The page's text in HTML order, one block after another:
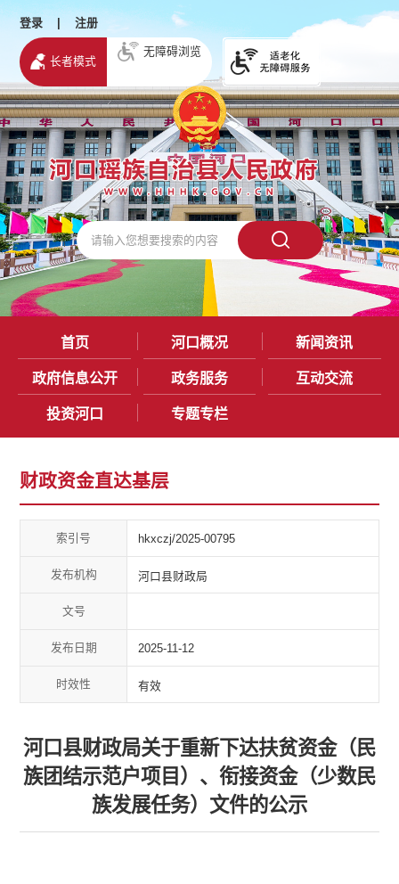
登录 | 注册
长者模式
无障碍浏览
首页 河口概况 新闻资讯
政府信息公开 政务服务 互动交流
投资河口 专题专栏
财政资金直达基层
索引号 hkxczj/2025-00795
发布机构 河口县财政局
文号
发布日期 2025-11-12
时效性 有效
河口县财政局关于重新下达扶贫资金（民
族团结示范户项目）、衔接资金（少数民
族发展任务）文件的公示